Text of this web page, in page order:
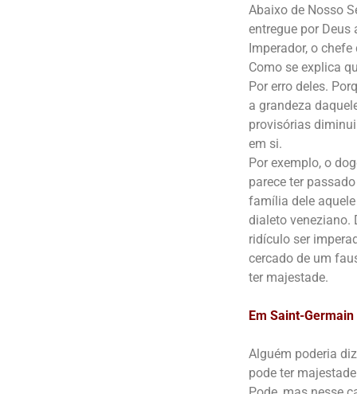
Abaixo de Nosso
entregue por Deus
Imperador, o chefe
Como se explica
Por erro deles.
a grandeza
provisórias
em si.
Por exemplo, o
parece ter
família dele aquele
dialeto veneziano.
ridículo ser
cercado de um
ter majestade.
Em Saint-
Alguém poderia
pode ter